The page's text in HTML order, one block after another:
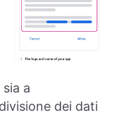
a
dei dati